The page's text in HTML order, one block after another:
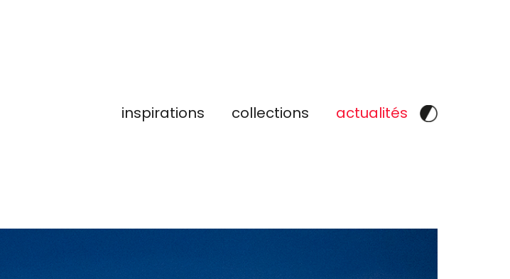
inspirations collections actualités